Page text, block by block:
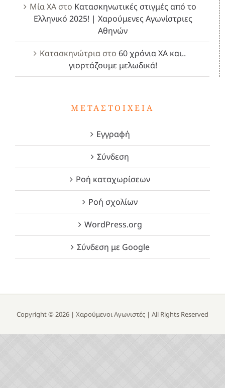
Μία ΧΑστο Κατασκηνωτικές στιγμές από το
Ελληνικό 2025! | Χαρούμενες Αγωνίστριες
Αθηνών
Κατασκηνώτρια στο 60 χρόνια ΧΑ και..
γιορτάζουμε μελωδικά!
ΜΕΤΑΣΤΟΙΧΕΊΑ
Εγγραφή
Σύνδεση
Ροή καταχωρίσεων
Ροή σχολίων
WordPress.org
Σύνδεση με Google
Copyright © 2026 | Χαρούμενοι Αγωνιστές | All Rights Reserved